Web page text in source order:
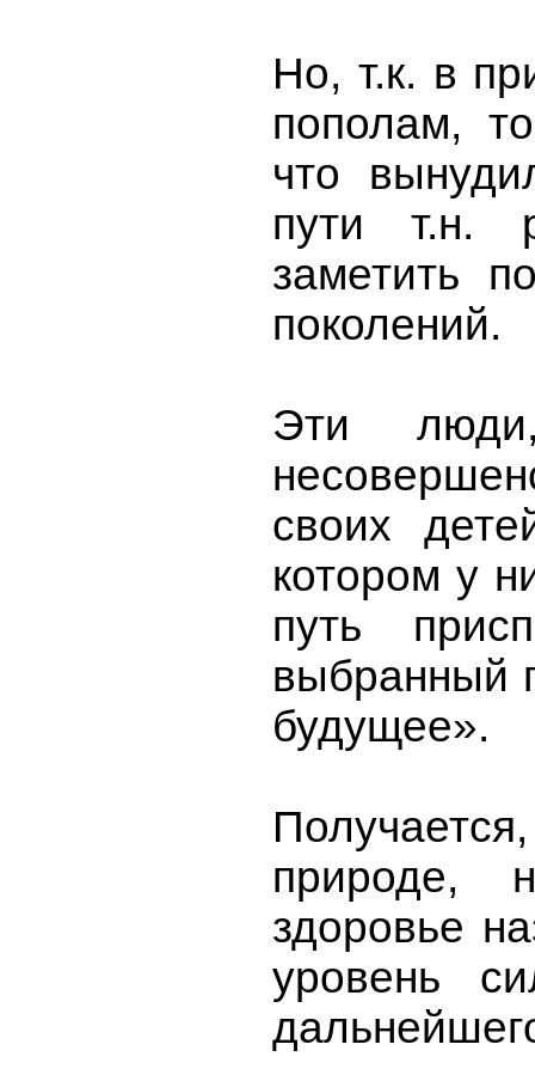
Но, т.к. в
пополам,
что
пути т.н.
заметить
поколений.
Эти люди,
своих
котором у
путь
выбранный
будущее».
природе,
здоровье
уровень